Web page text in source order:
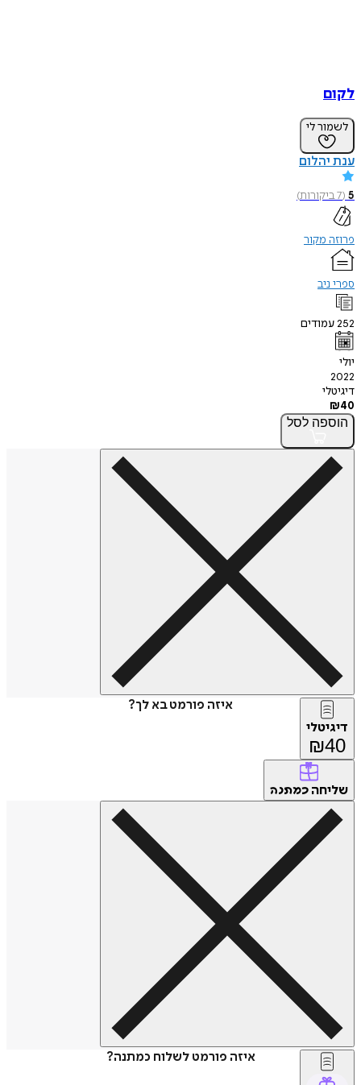
לקום
לשמור לי
ענת יהלום
5
(
7ביקורות)
פרוזה מקור
ספרי ניב
252עמודים
יולי
2022
דיגיטלי
₪40
הוספה לסל
איזה פורמט בא לך?
דיגיטלי
₪40
שליחה כמתנה
איזה פורמט לשלוח כמתנה?